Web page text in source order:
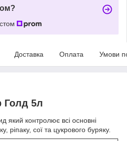
Доставка Оплата Умови
Голд 5л
який контролює всі основні
ріпаку, сої та цукрового буряку.